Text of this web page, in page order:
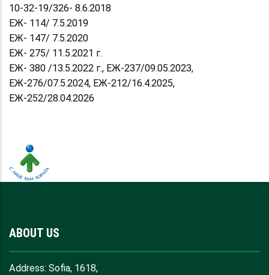
10-32-19/326- 8.6.2018
ЕЖ- 114/ 7.5.2019
ЕЖ- 147/ 7.5.2020
ЕЖ- 275/ 11.5.2021 г.
ЕЖ- 380 /13.5.2022 г., ЕЖ-237/09.05.2023,
ЕЖ-276/07.5.2024, ЕЖ-212/16.4.2025,
ЕЖ-252/28.04.2026
ABOUT US
Address: Sofia, 1618,